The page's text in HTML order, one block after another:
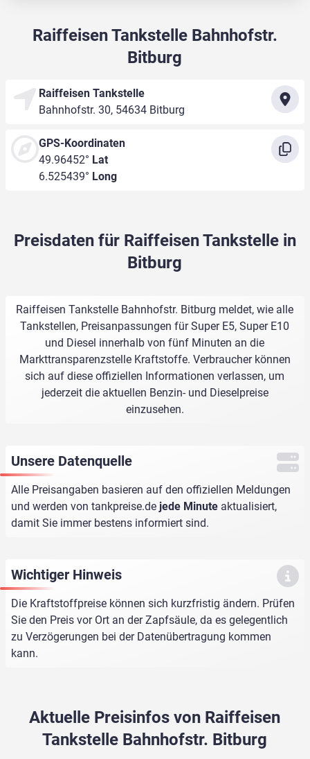
Raiffeisen Tankstelle Bahnhofstr.
Bitburg
Raiffeisen Tankstelle
Bahnhofstr. 30, 54634 Bitburg
GPS-Koordinaten
49.96452° Lat
6.525439° Long
Preisdaten für Raiffeisen Tankstelle in
Bitburg
Raiffeisen Tankstelle Bahnhofstr. Bitburg meldet, wie alle
Tankstellen, Preisanpassungen für Super E5, Super E10
und Diesel innerhalb von fünf Minuten an die
Markttransparenzstelle Kraftstoffe. Verbraucher können
sich auf diese offiziellen Informationen verlassen, um
jederzeit die aktuellen Benzin- und Dieselpreise
einzusehen.
Unsere Datenquelle
Alle Preisangaben basieren auf den offiziellen Meldungen
und werden von tankpreise.de jede Minute aktualisiert,
damit Sie immer bestens informiert sind.
Wichtiger Hinweis
Die Kraftstoffpreise können sich kurzfristig ändern. Prüfen
Sie den Preis vor Ort an der Zapfsäule, da es gelegentlich
zu Verzögerungen bei der Datenübertragung kommen
kann.
Aktuelle Preisinfos von Raiffeisen
Tankstelle Bahnhofstr. Bitburg